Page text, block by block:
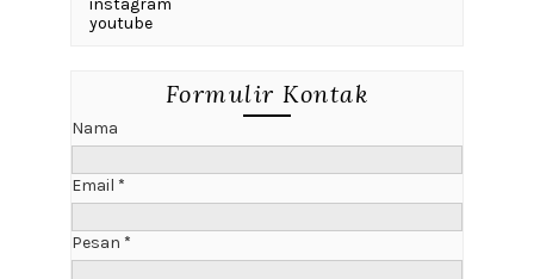
instagram
youtube
Formulir Kontak
Nama
Email *
Pesan *